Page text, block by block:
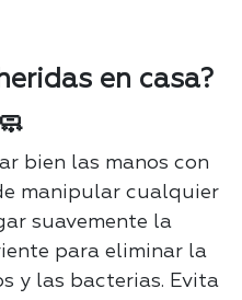
en casa?
bien las manos con
manipular cualquier
suavemente la
para eliminar la
y las bacterias. Evita